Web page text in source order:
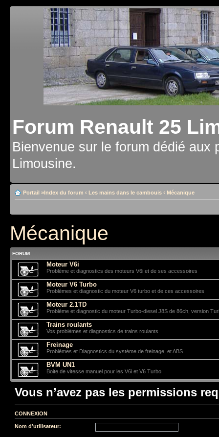
Forum Renault 25
Bienvenue sur le forum dédié aux
Limousine.
Portail »Index du forum ‹ Les mains dans le cambouis ‹ Mécanique
Mécanique
FORUM
Moteur V6i
Problème et diagnostics des moteurs V6i et de ses accessoires
Moteur V6 Turbo
Problèmes et diagnostic du moteur V6 turbo et de ces accessoires
Moteur 2.1TD
Problème et diagnostic du moteur Turbo-diesel J8S de 86ch, version
Trains roulants
Vos problèmes et diagnostics de trains roulants
Freinage
Problèmes et Diagnostics du système de freinage, et ABS
BVM UN1
Boite de vitesse manuel pour les V6i et V6 Turbo
Vous n’avez pas les permissions
CONNEXION
Nom d’utilisateur: